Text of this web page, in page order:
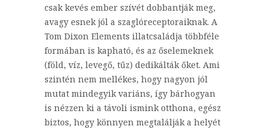
csak kevés ember szívét dobbantják meg,
avagy esnek jól a szaglóreceptoraiknak. A
Tom Dixon Elements illatcsaládja többféle
formában is kapható, és az őselemeknek
(föld, víz, levegő, tűz) dedikálták őket. Ami
szintén nem mellékes, hogy nagyon jól
mutat mindegyik variáns, így bárhogyan
is nézzen ki a távoli ismink otthona, egész
biztos, hogy könnyen megtalálják a helyét